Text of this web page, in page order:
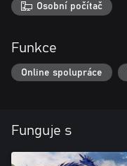
Osobní počítač
Funkce
Online spolupráce
Funguje s